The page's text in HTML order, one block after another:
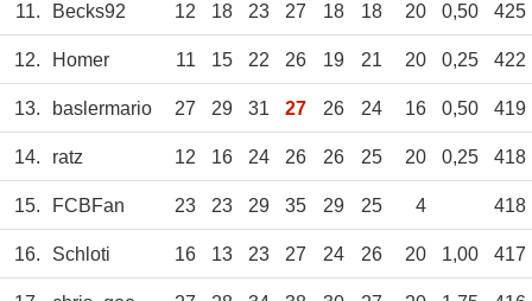
11. Becks92 12 18 23 27 18 18 20 0,50 425
12. Homer 11 15 22 26 19 21 20 0,25 422
13. baslermario 27 29 31 27 26 24 16 0,50 419
14. ratz 12 16 24 26 26 25 20 0,25 418
15. FCBFan 23 23 29 35 29 25 4 418
16. Schloti 16 13 23 27 24 26 20 1,00 417